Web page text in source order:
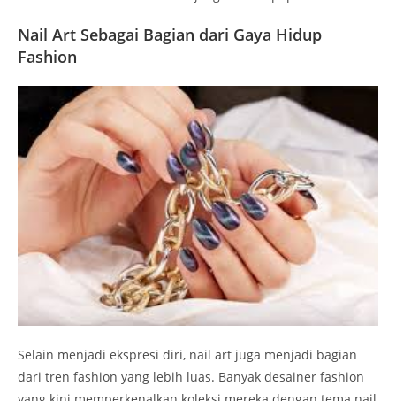
Nail Art Sebagai Bagian dari Gaya Hidup
Fashion
Selain menjadi ekspresi diri, nail art juga menjadi bagian
dari tren fashion yang lebih luas. Banyak desainer fashion